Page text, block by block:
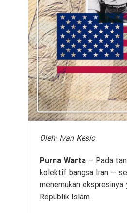
Oleh: Ivan Kesic
Purna Warta– Pada
kolektif bangsa Iran —
menemukan
Republik Islam.